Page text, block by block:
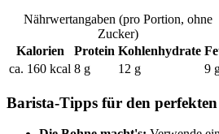
Nährwertangaben (pro Portion, ohne
Zucker)
Kalorien
Protein Kohlenhydrate
ca. 160 kcal 8 g 12 g 9
Barista-Tipps für den